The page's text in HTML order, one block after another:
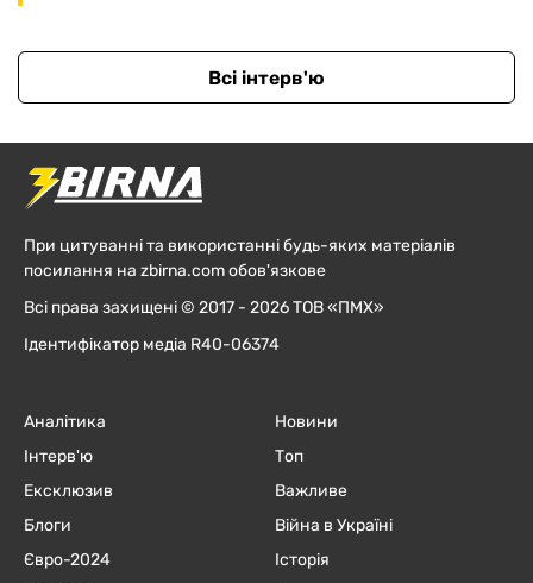
Всі інтерв'ю
При цитуванні та використанні будь-яких матеріалів
посилання на zbirna.com обов'язкове
Всі права захищені © 2017 - 2026 ТОВ «ПМХ»
Ідентифікатор медіа R40-06374
Аналітика
Інтерв'ю
Ексклюзив
Блоги
Євро-2024
Новини
Топ
Важливе
Війна в Україні
Історія